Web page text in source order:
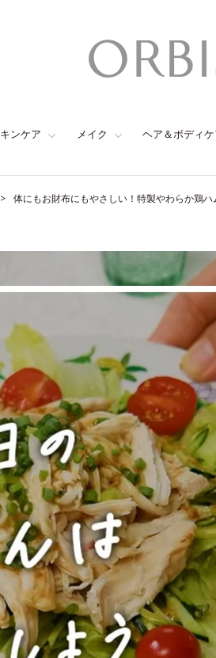
ンケア メイク ヘア＆ボディ
体にもお財布にもやさしい！特製やわらか鶏